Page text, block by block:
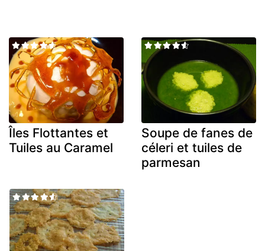
Îles Flottantes et
Tuiles au Caramel
Soupe de fanes de
céleri et tuiles de
parmesan